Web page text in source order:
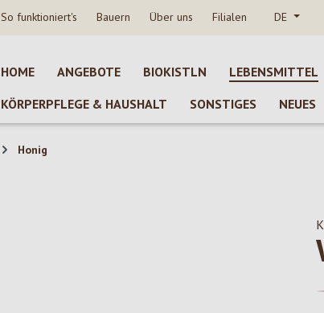
So funktioniert's Bauern Über uns Filialen DE
HOME ANGEBOTE BIOKISTLN LEBENSMITTEL
KÖRPERPFLEGE & HAUSHALT
SONSTIGES NEUES
Honig